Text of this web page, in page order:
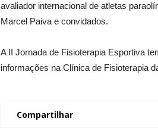
avaliador internacional de atletas
Marcel Paiva e convidados.
A II Jornada de Fisioterapia Esportiva
informações na Clínica de Fisioterapia
Compartilhar